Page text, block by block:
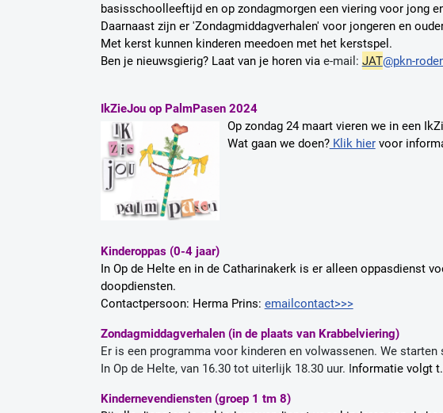
basisschoolleeftijd en op zondagmorgen een viering voor jong
Daarnaast zijn er 'Zondagmiddagverhalen' voor jongeren en
Met kerst kunnen kinderen meedoen met het kerstspel.
Ben je nieuwsgierig? Laat van je horen via e-mail: JAT@pkn-
IkZieJou op PalmPasen 2024
Op zondag 24 maart vieren we in een
Wat gaan we doen?Klik hiervoor
Kinderoppas (0-4 jaar)
In Op de Helte en in de Catharinakerk is er alleen oppasdienst
doopdiensten.
Contactpersoon: Herma Prins: emailcontact>>>
Zondagmiddagverhalen (in de plaats van Krabbelviering)
Er is een programma voor kinderen en volwassenen. We
In Op de Helte, van 16.30 tot uiterlijk 18.30 uur. Informatie volgt
Kindernevendiensten (groep 1 tm 8)